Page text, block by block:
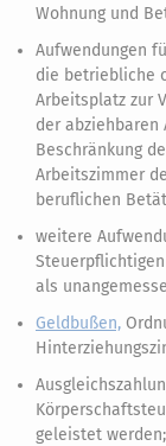
Wohnung und
Aufwendungen
die betriebliche
Arbeitsplatz zur
der abziehbaren
Beschränkung
Arbeitszimmer
beruflichen
weitere
als
Geldbußen,
geleistet werden;